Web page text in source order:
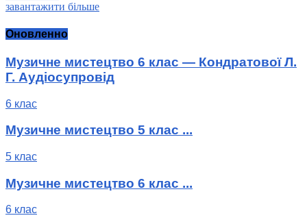
завантажити більше
Оновленно
Музичне мистецтво 6 клас — Кондратової Л.
Г. Аудіосупровід
6 клас
Музичне мистецтво 5 клас ...
5 клас
Музичне мистецтво 6 клас ...
6 клас